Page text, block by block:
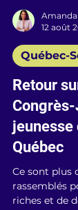
12 août
Québec-
Retour
jeunesse
Québec
Ce sont plus